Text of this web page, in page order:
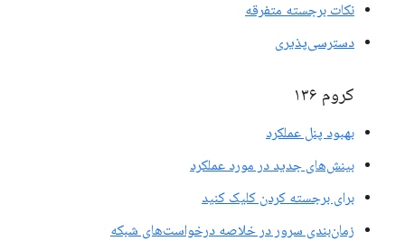
نکات برجسته متفرقه
دسترسی‌پذیری
کروم ۱۳۶
بهبود پنل عملکرد
بینش‌های جدید در مورد عملکرد
برای برجسته کردن کلیک کنید
زمان‌بندی سرور در خلاصه درخواست‌های شبکه